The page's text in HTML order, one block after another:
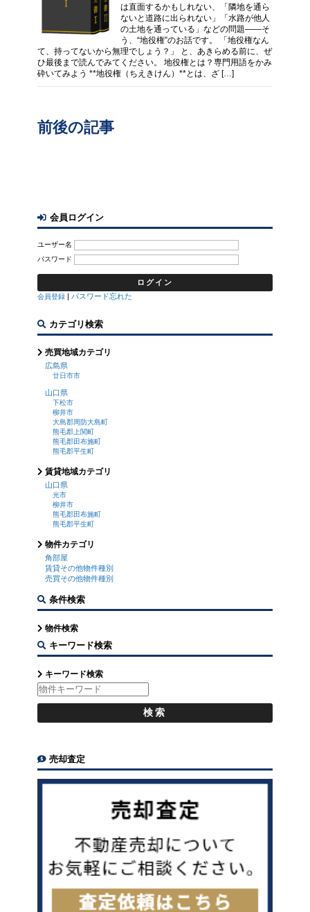
は直面するかもしれない、「隣地を通ら
ないと道路に出られない」「水路が他人
の土地を通っている」などの問題――そ
う、“地役権”のお話です。 「地役権なん
て、持ってないから無理でしょう？」 と、あきらめる前に、ぜ
ひ最後まで読んでみてください。 地役権とは？専門用語をかみ
砕いてみよう **地役権（ちえきけん）**とは、ざ […]
前後の記事
会員ログイン
ユーザー名
パスワード
会員登録 | パスワード忘れた
カテゴリ検索
売買地域カテゴリ
広島県
廿日市市
山口県
下松市
柳井市
大島郡周防大島町
熊毛郡上関町
熊毛郡田布施町
熊毛郡平生町
賃貸地域カテゴリ
山口県
光市
柳井市
熊毛郡田布施町
熊毛郡平生町
物件カテゴリ
角部屋
賃貸その他物件種別
売買その他物件種別
条件検索
物件検索
キーワード検索
キーワード検索
売却査定